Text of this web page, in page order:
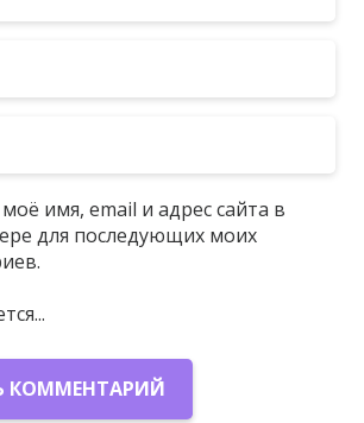
имя, email и адрес сайта в
для последующих моих
Captcha
КОММЕНТАРИЙ